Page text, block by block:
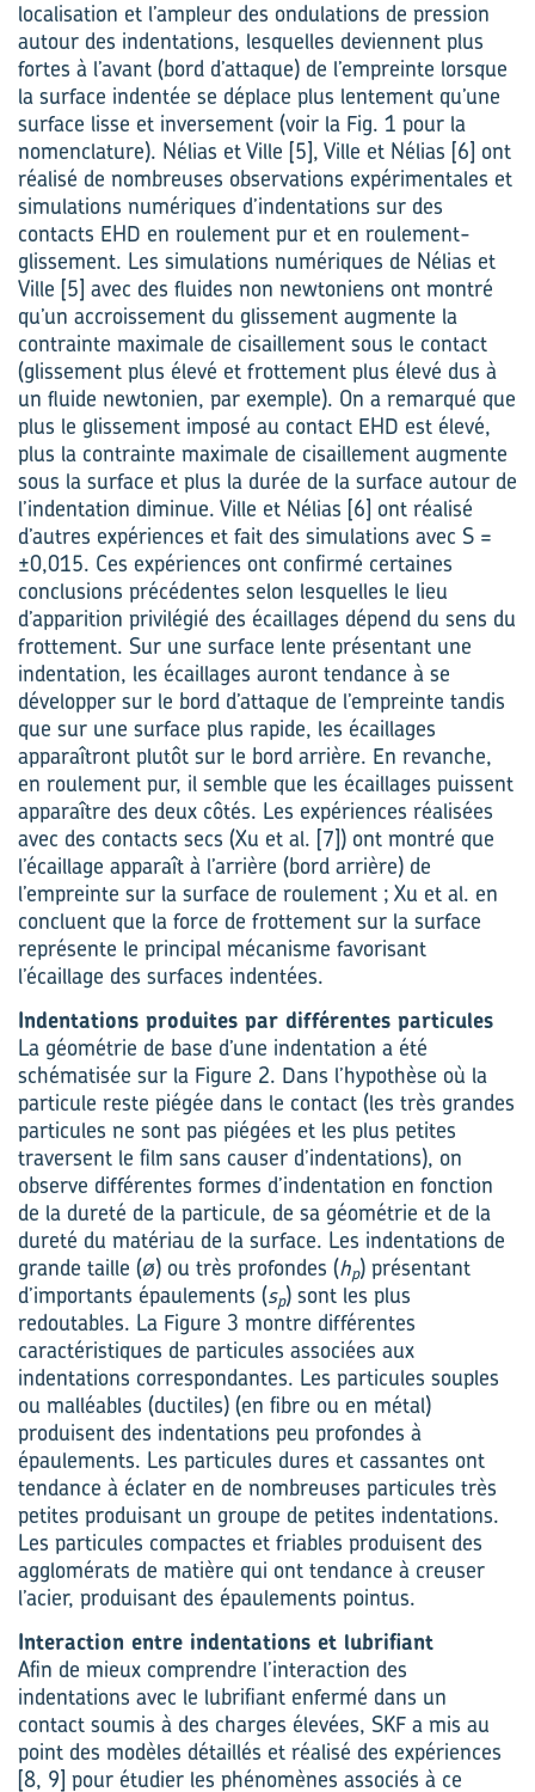
localisation et l’ampleur des ondulations de pression
autour des indentations, lesquelles deviennent plus
fortes à l’avant (bord d’attaque) de l’empreinte lorsque
la surface indentée se déplace plus lentement qu’une
surface lisse et inversement (voir la Fig. 1 pour la
nomenclature). Nélias et Ville [5], Ville et Nélias [6] ont
réalisé de nombreuses observations expérimentales et
simulations numériques d’indentations sur des
contacts EHD en roulement pur et en roulement-
glissement. Les simulations numériques de Nélias et
Ville [5] avec des fluides non newtoniens ont montré
qu’un accroissement du glissement augmente la
contrainte maximale de cisaillement sous le contact
(glissement plus élevé et frottement plus élevé dus à
un fluide newtonien, par exemple). On a remarqué que
plus le glissement imposé au contact EHD est élevé,
plus la contrainte maximale de cisaillement augmente
sous la surface et plus la durée de la surface autour de
l’indentation diminue. Ville et Nélias [6] ont réalisé
d’autres expériences et fait des simulations avec S =
±0,015. Ces expériences ont confirmé certaines
conclusions précédentes selon lesquelles le lieu
d’apparition privilégié des écaillages dépend du sens du
frottement. Sur une surface lente présentant une
indentation, les écaillages auront tendance à se
développer sur le bord d’attaque de l’empreinte tandis
que sur une surface plus rapide, les écaillages
apparaîtront plutôt sur le bord arrière. En revanche,
en roulement pur, il semble que les écaillages puissent
apparaître des deux côtés. Les expériences réalisées
avec des contacts secs (Xu et al. [7]) ont montré que
l’écaillage apparaît à l’arrière (bord arrière) de
l’empreinte sur la surface de roulement ; Xu et al. en
concluent que la force de frottement sur la surface
représente le principal mécanisme favorisant
l’écaillage des surfaces indentées.
Indentations produites par différentes particules
La géométrie de base d’une indentation a été
schématisée sur la Figure 2. Dans l’hypothèse où la
particule reste piégée dans le contact (les très grandes
particules ne sont pas piégées et les plus petites
traversent le film sans causer d’indentations), on
observe différentes formes d’indentation en fonction
de la dureté de la particule, de sa géométrie et de la
dureté du matériau de la surface. Les indentations de
grande taille (ø) ou très profondes (hp) présentant
d’importants épaulements (sp) sont les plus
redoutables. La Figure 3 montre différentes
caractéristiques de particules associées aux
indentations correspondantes. Les particules souples
ou malléables (ductiles) (en fibre ou en métal)
produisent des indentations peu profondes à
épaulements. Les particules dures et cassantes ont
tendance à éclater en de nombreuses particules très
petites produisant un groupe de petites indentations.
Les particules compactes et friables produisent des
agglomérats de matière qui ont tendance à creuser
l’acier, produisant des épaulements pointus.
Interaction entre indentations et lubrifiant
Afin de mieux comprendre l’inter­action des
indentations avec le lubrifiant enfermé dans un
contact soumis à des charges élevées, SKF a mis au
point des modèles détaillés et réalisé des expériences
[8, 9] pour étudier les phénomènes associés à ce